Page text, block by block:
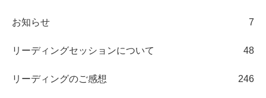
お知らせ 7
リーディングセッションについて 48
リーディングのご感想 246